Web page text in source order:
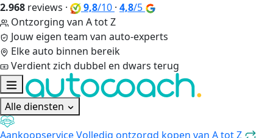
2.968 reviews · 9,8/10 · 4,8/5
Ontzorging van A tot Z
Jouw eigen team van auto-experts
Elke auto binnen bereik
Verdient zich dubbel en dwars terug
Alle diensten
AankoopserviceVolledig ontzorgd kopen van A tot Z